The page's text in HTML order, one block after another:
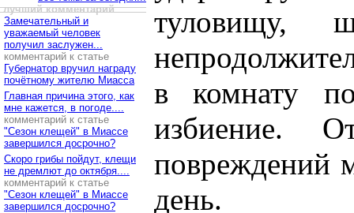
лучший комментарий
Замечательный и
уважаемый человек
получил заслужен...
комментарий к статье
Губернатор вручил награду
почётному жителю Миасса
Главная причина этого, как
мне кажется, в погоде....
комментарий к статье
"Сезон клещей" в Миассе
завершился досрочно?
Скоро грибы пойдут, клещи
не дремлют до октября....
комментарий к статье
"Сезон клещей" в Миассе
завершился досрочно?
туловищу,
в комнату
избиение.
повреждений
день.